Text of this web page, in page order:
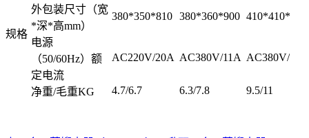
规格
外包装尺寸（宽
*深*高mm）
380*350*810 380*360*900
电源
（50/60Hz）额
定电流
AC220V/20A AC380V/11A AC380V/23A
净重/毛重KG 4.7/6.7 6.3/7.8 9.5/11